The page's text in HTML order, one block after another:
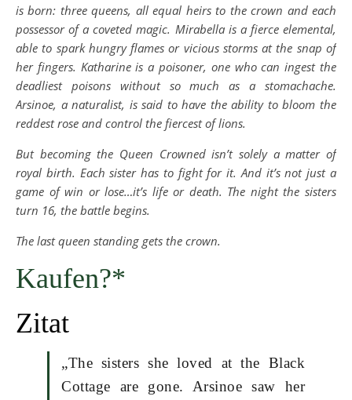
is born: three queens, all equal heirs to the crown and each
possessor of a coveted magic. Mirabella is a fierce elemental,
able to spark hungry flames or vicious storms at the snap of
her fingers. Katharine is a poisoner, one who can ingest the
deadliest poisons without so much as a stomachache.
Arsinoe, a naturalist, is said to have the ability to bloom the
reddest rose and control the fiercest of lions.
But becoming the Queen Crowned isn’t solely a matter of
royal birth. Each sister has to fight for it. And it’s not just a
game of win or lose…it’s life or death. The night the sisters
turn 16, the battle begins.
The last queen standing gets the crown.
Kaufen?*
Zitat
„The sisters she loved at the Black
Cottage are gone. Arsinoe saw her